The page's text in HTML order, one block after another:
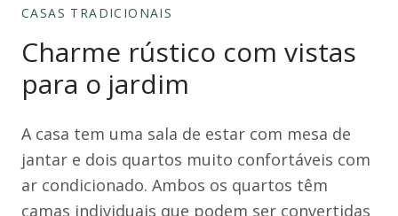
CASAS TRADICIONAIS
Charme rústico com vistas
para o jardim
A casa tem uma sala de estar com mesa de
jantar e dois quartos muito confortáveis com
ar condicionado. Ambos os quartos têm
camas individuais que podem ser convertidas